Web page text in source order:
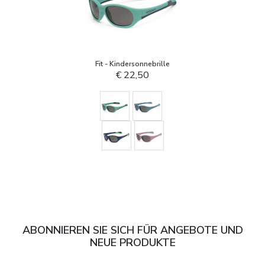
Fit - Kindersonnebrille
€ 22,50
ABONNIEREN SIE SICH FÜR ANGEBOTE UND
NEUE PRODUKTE